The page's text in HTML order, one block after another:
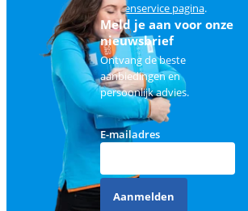
klantenservice pagina.
Meld je aan voor onze
nieuwsbrief
Ontvang de beste
aanbiedingen en
persoonlijk advies.
E-mailadres
Aanmelden